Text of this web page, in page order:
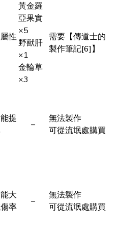
性
黃金羅
亞果實
×5
野獸肝
×1
金輪草
×3
需要【傳道士的
製作筆記[6]】
提
–
無法製作
可從流氓處購買
大
率
–
無法製作
可從流氓處購買